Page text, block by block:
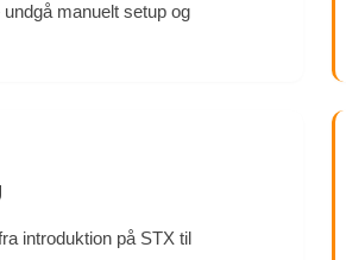
manuelt setup og
introduktion på STX til